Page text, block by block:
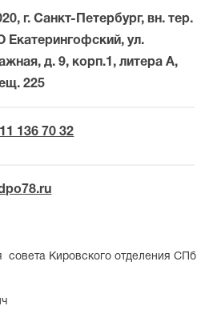
г. Санкт-Петербург, вн. тер.
Екатерингофский, ул.
д. 9, корп.1, литера А,
225
136 70 32
совета Кировского отделения СПб